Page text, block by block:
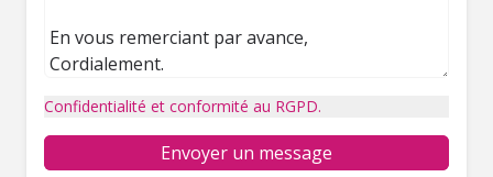
Confidentialité et conformité au RGPD.
Envoyer un message